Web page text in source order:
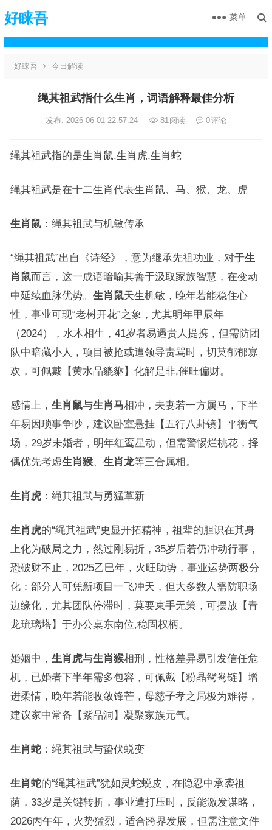
好睐吾 菜单
好睐吾 今日解读
绳其祖武指什么生肖，词语解释最佳分析
发布: 2026-06-01 22:57:24 81阅读 0评论
绳其祖武指的是生肖鼠,生肖虎,生肖蛇
绳其祖武是在十二生肖代表生肖鼠、马、猴、龙、虎
生肖鼠：绳其祖武与机敏传承
“绳其祖武”出自《诗经》，意为继承先祖功业，对于生
肖鼠而言，这一成语暗喻其善于汲取家族智慧，在变动
中延续血脉优势。 生肖鼠天生机敏，晚年若能稳住心
性，事业可现“老树开花”之象，尤其明年甲辰年
（2024），水木相生，41岁者易遇贵人提携，但需防团
队中暗藏小人，项目被抢或遭领导责骂时，切莫郁郁寡
欢，可佩戴【黄水晶貔貅】化解是非,催旺偏财。
感情上， 生肖鼠与生肖马相冲，夫妻若一方属马，下半
年易因琐事争吵，建议卧室悬挂【五行八卦镜】平衡气
场，29岁未婚者，明年红鸾星动，但需警惕烂桃花，择
偶优先考虑生肖猴、 生肖龙等三合属相。
生肖虎：绳其祖武与勇猛革新
生肖虎的“绳其祖武”更显开拓精神，祖辈的胆识在其身
上化为破局之力，然过刚易折，35岁后若仍冲动行事，
恐破财不止，2025乙巳年，火旺助势，事业运势两极分
化：部分人可凭新项目一飞冲天，但大多数人需防职场
边缘化，尤其团队停滞时，莫要束手无策，可摆放【青
龙琉璃塔】于办公桌东南位,稳固权柄。
婚姻中， 生肖虎与生肖猴相刑，性格差异易引发信任危
机，已婚者下半年需多包容，可佩戴【粉晶鸳鸯链】增
进柔情，晚年若能收敛锋芒，母慈子孝之局极为难得，
建议家中常备【紫晶洞】凝聚家族元气。
生肖蛇：绳其祖武与蛰伏蜕变
生肖蛇的“绳其祖武”犹如灵蛇蜕皮，在隐忍中承袭祖
荫，33岁是关键转折，事业遭打压时，反能激发谋略，
2026丙午年，火势猛烈，适合跨界发展，但需注意文件